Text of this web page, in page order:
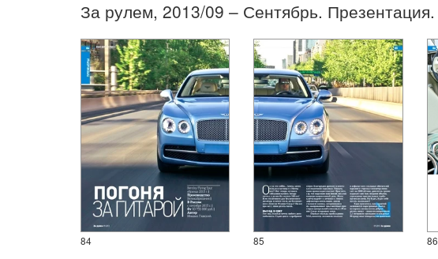
За рулем, 2013/09 – Сентябрь. Презентация.
84 85 86